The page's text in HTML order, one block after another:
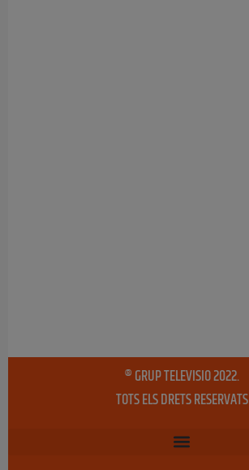
® GRUP TELEVISIO 2022.
TOTS ELS DRETS RESERVATS